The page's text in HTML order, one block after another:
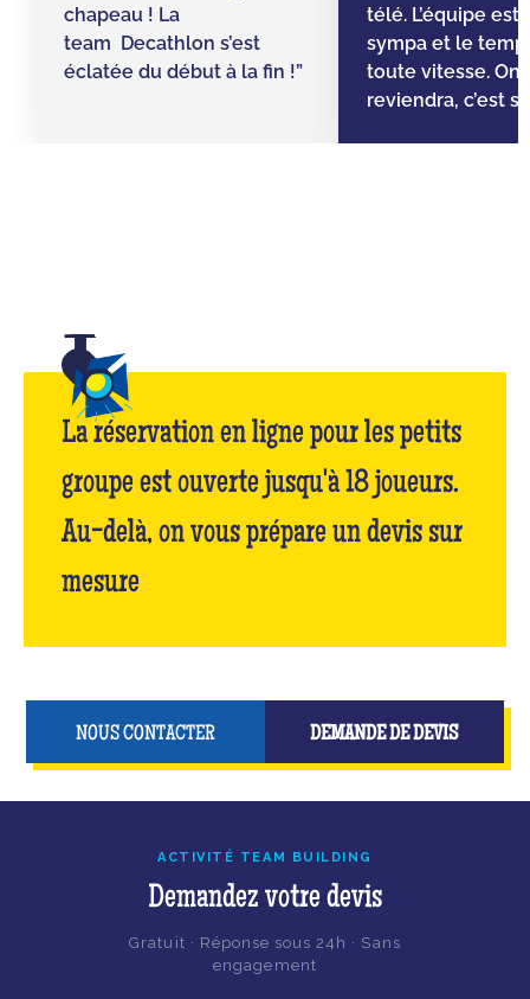
chapeau ! La
team Decathlon s’est
éclatée du début à la fin !”
télé. L’équipe est
sympa et le
toute vitesse. On
reviendra, c’est
La réservation en ligne pour les petits
groupe est ouverte jusqu'à 18 joueurs.
Au-delà, on vous prépare un devis sur
mesure
NOUS CONTACTER DEMANDE DE DEVIS
ACTIVITÉ TEAM BUILDING
Demandez votre devis
Gratuit · Réponse sous 24h · Sans
engagement